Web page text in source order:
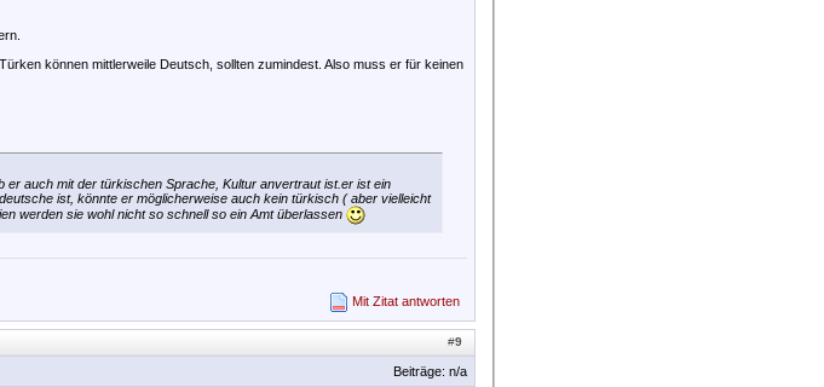
können mittlerweile Deutsch, sollten zumindest. Also muss er für keinen
auch mit der türkischen Sprache, Kultur anvertraut ist.er ist ein
ist, könnte er möglicherweise auch kein türkisch ( aber vielleicht
werden sie wohl nicht so schnell so ein Amt überlassen
Mit Zitat antworten
#9
Beiträge: n/a